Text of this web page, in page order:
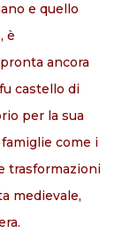
e quello
è
ancora
castello di
per la sua
come i
trasformazioni
medievale,